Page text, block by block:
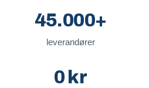
45.000+
leverandører
0 kr